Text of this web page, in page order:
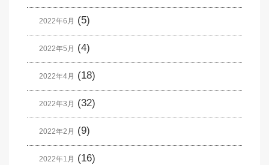
2022年6月 (5)
2022年5月 (4)
2022年4月 (18)
2022年3月 (32)
2022年2月 (9)
2022年1月 (16)